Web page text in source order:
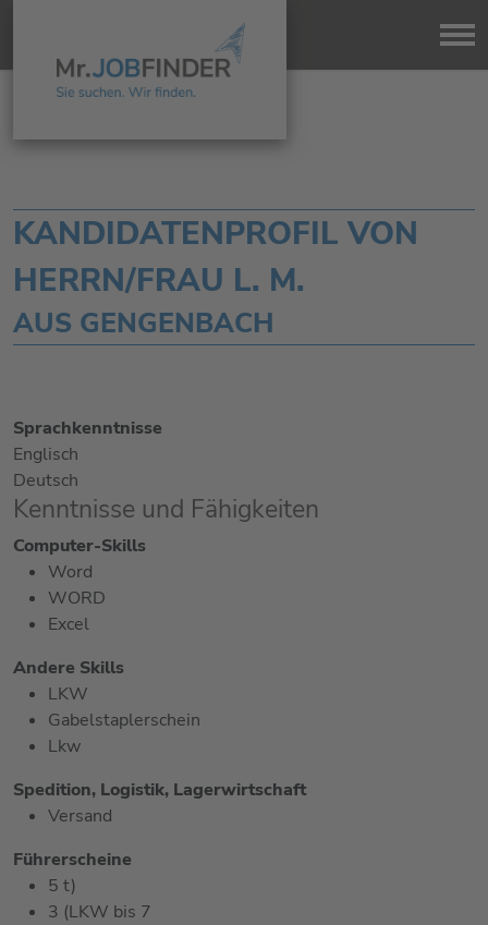
KANDIDATENPROFIL VON
HERRN/FRAU L. M.
AUS GENGENBACH
Sprachkenntnisse
Englisch
Deutsch
Kenntnisse und Fähigkeiten
Computer-Skills
Word
WORD
Excel
Andere Skills
LKW
Gabelstaplerschein
Lkw
Spedition, Logistik, Lagerwirtschaft
Versand
Führerscheine
5 t)
3 (LKW bis 7